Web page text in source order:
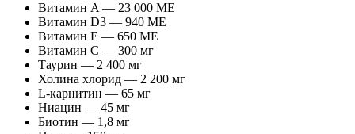
Витамин A — 23 000 МЕ
Витамин D3 — 940 МЕ
Витамин E — 650 МЕ
Витамин C — 300 мг
Таурин — 2 400 мг
Холина хлорид — 2 200 мг
L-карнитин — 65 мг
Ниацин — 45 мг
Биотин — 1,8 мг